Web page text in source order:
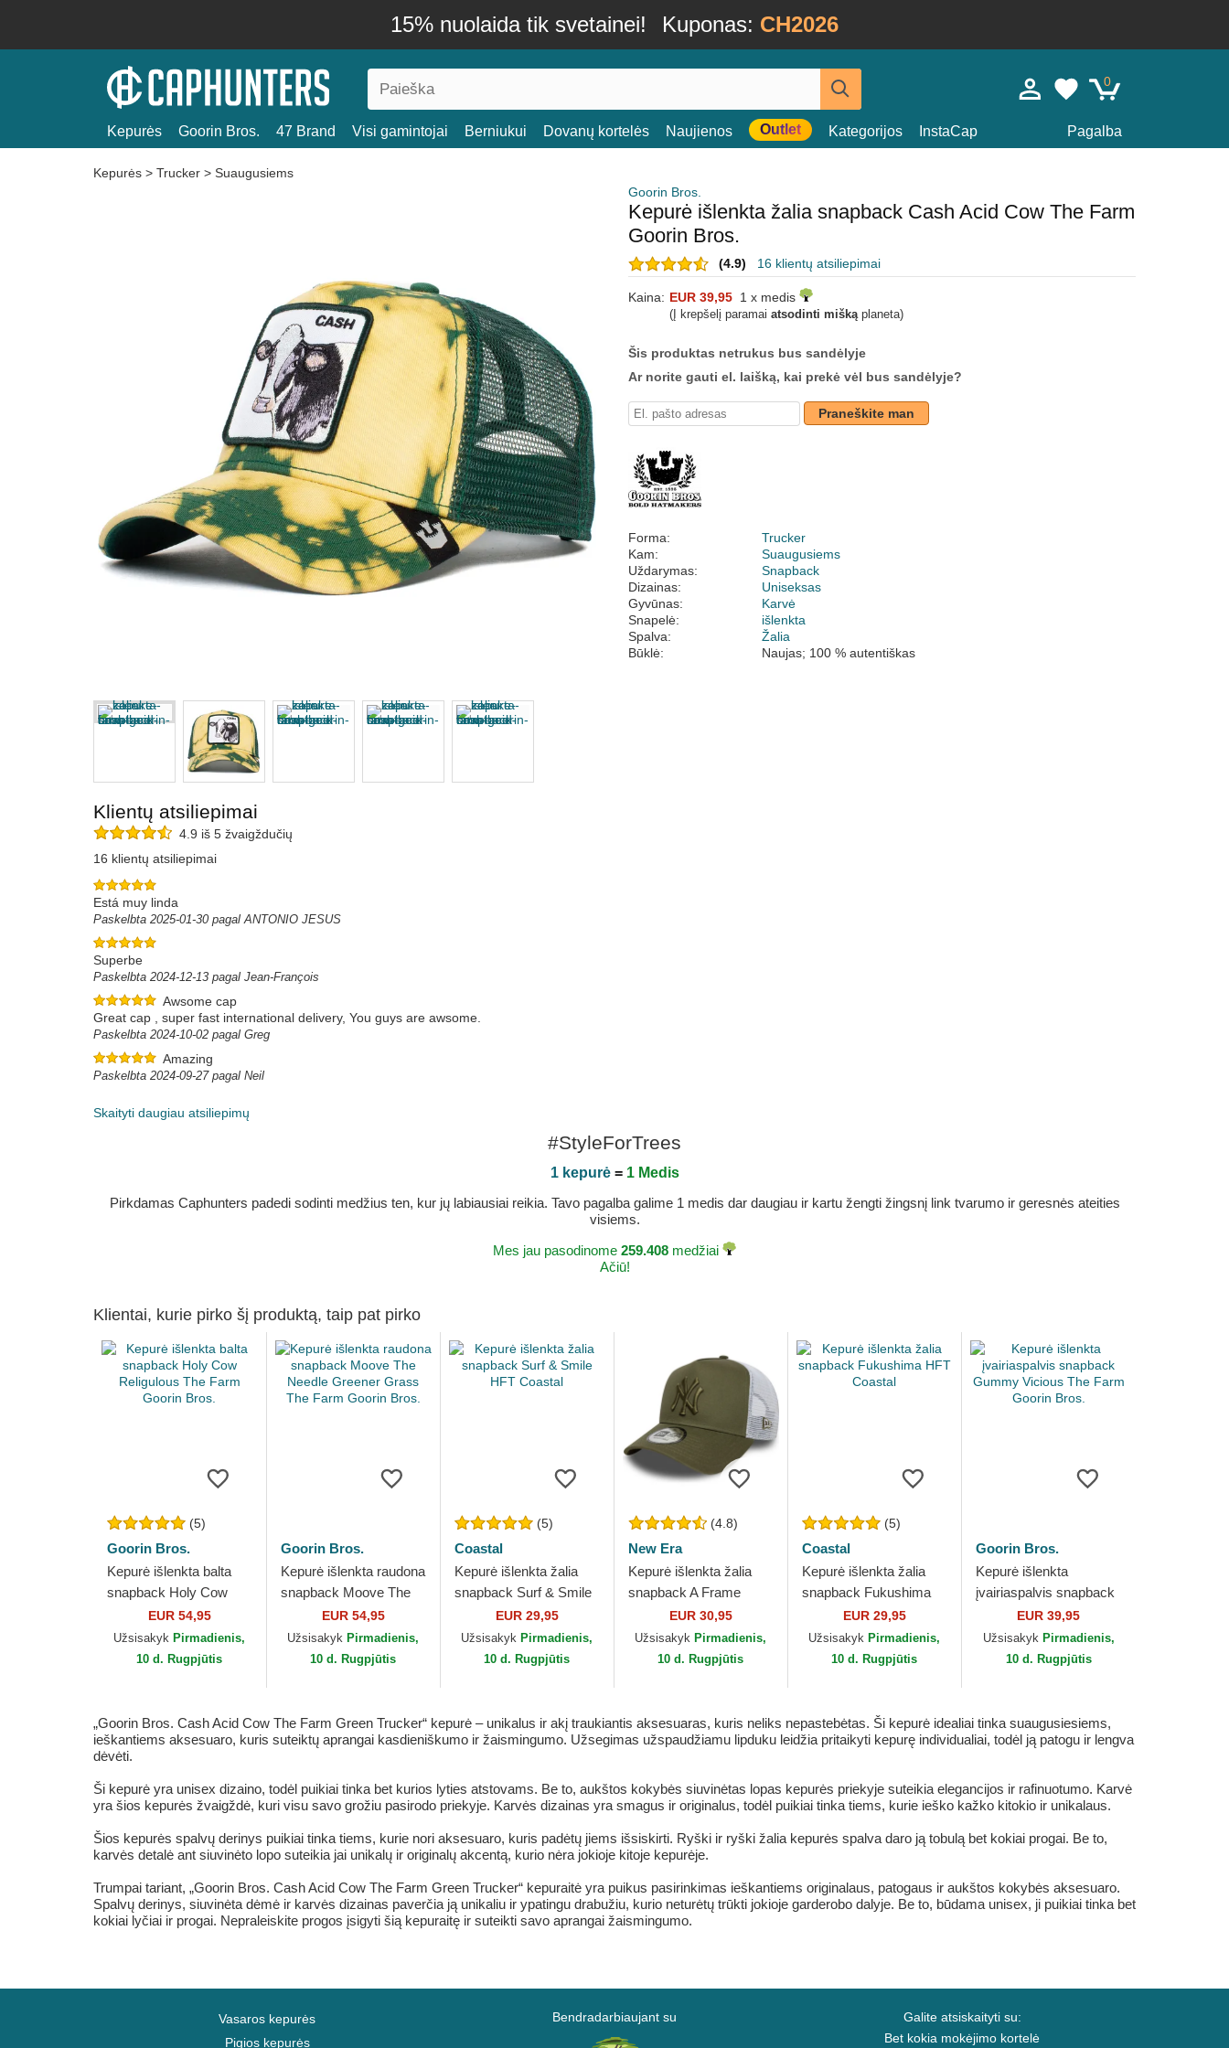
15% nuolaida tik svetainei! Kuponas: CH2026
0
Kepurės Goorin Bros. 47 Brand Visi gamintojai Berniukui Dovanų kortelės Naujienos Outlet Kategorijos InstaCap Pagalba
Kepurės > Trucker > Suaugusiems
Goorin Bros.
Kepurė išlenkta žalia snapback Cash Acid Cow The Farm
Goorin Bros.
(4.9) 16 klientų atsiliepimai
Kaina: EUR 39,95 1 x medis
(Į krepšelį paramai atsodinti miškąplaneta)
Šis produktas netrukus bus sandėlyje
Ar norite gauti el. laišką, kai prekė vėl bus sandėlyje?
Praneškite man
Forma:
Trucker
Kam:
Suaugusiems
Uždarymas:
Snapback
Dizainas:
Uniseksas
Gyvūnas:
Karvė
Snapelė:
išlenkta
Spalva:
Žalia
Būklė:
Naujas; 100 % autentiškas
Klientų atsiliepimai
4.9 iš 5 žvaigždučių
16 klientų atsiliepimai
Está muy linda
Paskelbta 2025-01-30 pagal ANTONIO JESUS
Superbe
Paskelbta 2024-12-13 pagal Jean-François
Awsome cap
Great cap , super fast international delivery, You guys are awsome.
Paskelbta 2024-10-02 pagal Greg
Amazing
Paskelbta 2024-09-27 pagal Neil
Skaityti daugiau atsiliepimų
#StyleForTrees
1 kepurė= 1 Medis
Pirkdamas Caphunters padedi sodinti medžius ten, kur jų labiausiai reikia. Tavo pagalba galime 1 medis dar daugiau ir kartu žengti žingsnį link tvarumo ir geresnės ateities
visiems.
Mes jau pasodinome 259.408 medžiai
Ačiū!
Klientai, kurie pirko šį produktą, taip pat pirko
(5)
Goorin Bros.
Kepurė išlenkta balta
snapback Holy Cow
Religulous The Farm
Goorin Bros.
EUR 54,95
Užsisakyk Pirmadienis,
10 d. Rugpjūtis
Goorin Bros.
Kepurė išlenkta raudona
snapback Moove The
Needle Greener Grass
The Farm Goorin Bros.
EUR 54,95
Užsisakyk Pirmadienis,
10 d. Rugpjūtis
(5)
Coastal
Kepurė išlenkta žalia
snapback Surf & Smile
HFT Coastal
EUR 29,95
Užsisakyk Pirmadienis,
10 d. Rugpjūtis
(4.8)
New Era
Kepurė išlenkta žalia
snapback A Frame
League Essential New
York Yankees MLB
New Era
EUR 30,95
Užsisakyk Pirmadienis,
10 d. Rugpjūtis
(5)
Coastal
Kepurė išlenkta žalia
snapback Fukushima
HFT Coastal
EUR 29,95
Užsisakyk Pirmadienis,
10 d. Rugpjūtis
Goorin Bros.
Kepurė išlenkta
įvairiaspalvis snapback
Gummy Vicious The
Farm Goorin Bros.
EUR 39,95
Užsisakyk Pirmadienis,
10 d. Rugpjūtis
„Goorin Bros. Cash Acid Cow The Farm Green Trucker“ kepurė – unikalus ir akį traukiantis aksesuaras, kuris neliks nepastebėtas. Ši kepurė idealiai tinka suaugusiesiems,
ieškantiems aksesuaro, kuris suteiktų aprangai kasdieniškumo ir žaismingumo. Užsegimas užspaudžiamu lipduku leidžia pritaikyti kepurę individualiai, todėl ją patogu ir lengva
dėvėti.
Ši kepurė yra unisex dizaino, todėl puikiai tinka bet kurios lyties atstovams. Be to, aukštos kokybės siuvinėtas lopas kepurės priekyje suteikia elegancijos ir rafinuotumo. Karvė
yra šios kepurės žvaigždė, kuri visu savo grožiu pasirodo priekyje. Karvės dizainas yra smagus ir originalus, todėl puikiai tinka tiems, kurie ieško kažko kitokio ir unikalaus.
Šios kepurės spalvų derinys puikiai tinka tiems, kurie nori aksesuaro, kuris padėtų jiems išsiskirti. Ryški ir ryški žalia kepurės spalva daro ją tobulą bet kokiai progai. Be to,
karvės detalė ant siuvinėto lopo suteikia jai unikalų ir originalų akcentą, kurio nėra jokioje kitoje kepurėje.
Trumpai tariant, „Goorin Bros. Cash Acid Cow The Farm Green Trucker“ kepuraitė yra puikus pasirinkimas ieškantiems originalaus, patogaus ir aukštos kokybės aksesuaro.
Spalvų derinys, siuvinėta dėmė ir karvės dizainas paverčia ją unikaliu ir ypatingu drabužiu, kurio neturėtų trūkti jokioje garderobo dalyje. Be to, būdama unisex, ji puikiai tinka bet
kokiai lyčiai ir progai. Nepraleiskite progos įsigyti šią kepuraitę ir suteikti savo aprangai žaismingumo.
Vasaros kepurės
Pigios kepurės
Bendradarbiaujant su
Galite atsiskaityti su:
Bet kokia mokėjimo kortelė